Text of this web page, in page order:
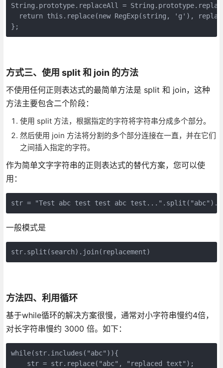
String.prototype.replaceAll =
return this.replace(new RegExp(string, 'g'),
};
方式三、使用 split 和 join 的方法
不使用任何正则表达式的最简单方法是 split 和 join，这种
方法主要包含二个阶段：
使用 split 方法，根据指定的字符将字符串分成多个部分。
然后使用 join 方法将分割的多个部分连接在一直，并在它们
之间插入指定的字符。
作为简单文字字符串的正则表达式的替代方案，您可以使
用：
一般模式是
str.split(search).join(replacement)
方法四、利用循环
基于while循环的解决方案很慢，通常对小字符串慢约4倍，
对长字符串慢约 3000 倍。如下：
while(str.includes("abc")){
    str = str.replace("abc", "replaced text");